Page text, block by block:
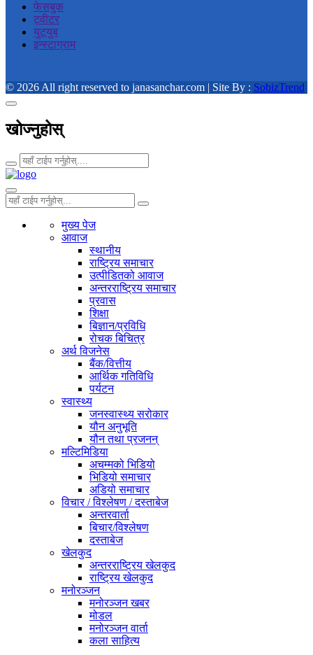
फेसबुक
ट्वीटर
युट्युब
इन्स्टाग्राम
© 2026 All right reserved to janasanchar.com | Site By : SobizTrend
खोज्नुहोस्
मुख्य पेज
आवाज
स्थानीय
राष्ट्रिय समाचार
उत्पीडितको आवाज
अन्तरराष्ट्रिय समाचार
प्रवास
शिक्षा
बिज्ञान/प्रविधि
रोचक बिचित्र
अर्थ विजनेस
बैंक/वित्तीय
आर्थिक गतिविधि
पर्यटन
स्वास्थ्य
जनस्वास्थ्य सरोकार
यौन अनुभूति
यौन तथा प्रजनन्
मल्टिमिडिया
अचम्मको भिडियो
भिडियो समाचार
अडियो समाचार
विचार / विश्लेषण / दस्ताबेज
अन्तरवार्ता
बिचार/विश्लेषण
दस्ताबेज
खेलकुद
अन्तरराष्ट्रिय खेलकुद
राष्ट्रिय खेलकुद
मनोरञ्जन
मनोरञ्जन खबर
मोडल
मनोरञ्जन वार्ता
कला साहित्य